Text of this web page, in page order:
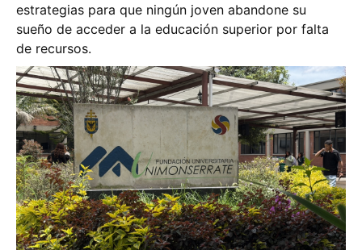
estrategias para que ningún joven abandone su
sueño de acceder a la educación superior por falta
de recursos.